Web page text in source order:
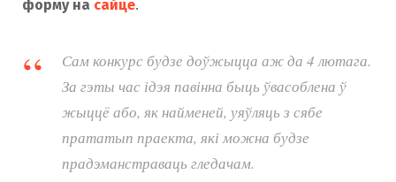
форму на сайце.
Сам конкурс будзе доўжыцца аж да 4 лютага.
За гэты час ідэя павінна быць ўвасоблена ў
жыццё або, як найменей, уяўляць з сябе
прататып праекта, які можна будзе
прадэманстраваць гледачам.